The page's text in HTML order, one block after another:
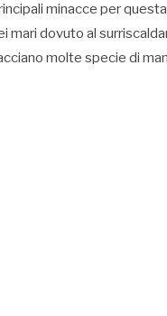
minacce per
mari dovuto al
molte specie di